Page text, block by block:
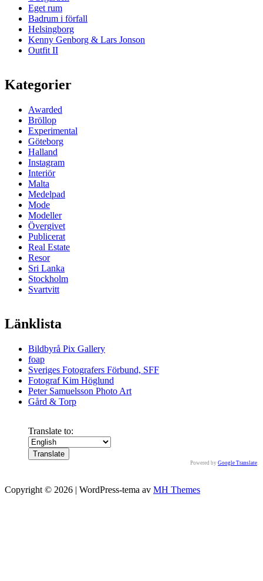
Eget rum
Badrum i förfall
Helsingborg
Kenny Genborg & Lars Jonson
Outfit II
Kategorier
Awarded
Bröllop
Experimental
Göteborg
Halland
Instagram
Interiör
Malta
Medelpad
Mode
Modeller
Övergivet
Publicerat
Real Estate
Resor
Sri Lanka
Stockholm
Svartvitt
Länklista
Bildbyrå Pix Gallery
foap
Sveriges Fotografers Förbund, SFF
Fotograf Kim Höglund
Peter Samuelsson Photo Art
Gård & Torp
Translate to:
Powered by Google Translate
Copyright © 2026 | WordPress-tema av MH Themes